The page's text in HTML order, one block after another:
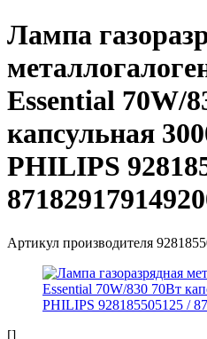
Лампа
Essential 70W/
капсульная
PHILIPS
Артикул производителя
[]